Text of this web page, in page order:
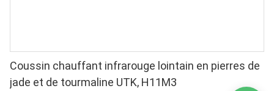
Coussin chauffant infrarouge lointain en pierres de
jade et de tourmaline UTK, H11M3